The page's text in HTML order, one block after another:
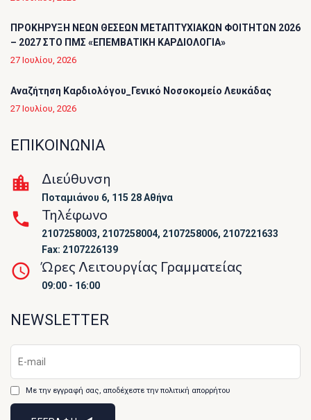
ΠΡΟΚΗΡΥΞΗ ΝΕΩΝ ΘΕΣΕΩΝ ΜΕΤΑΠΤΥΧΙΑΚΩΝ ΦΟΙΤΗΤΩΝ 2026
– 2027 ΣΤΟ ΠΜΣ «ΕΠΕΜΒΑΤΙΚΗ ΚΑΡΔΙΟΛΟΓΙΑ»
27 Ιουλίου, 2026
Αναζήτηση Καρδιολόγου_Γενικό Νοσοκομείο Λευκάδας
27 Ιουλίου, 2026
ΕΠΙΚΟΙΝΩΝΙΑ
Διεύθυνση
Ποταμιάνου 6, 115 28 Αθήνα
Τηλέφωνο
2107258003, 2107258004, 2107258006, 2107221633
Fax: 2107226139
Ώρες Λειτουργίας Γραμματείας
09:00 - 16:00
NEWSLETTER
Με την εγγραφή σας, αποδέχεστε την πολιτική απορρήτου